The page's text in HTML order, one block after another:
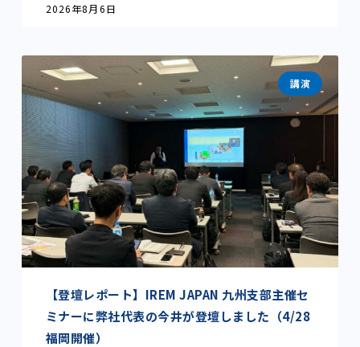
2026年8月6日
講演
【登壇レポート】IREM JAPAN 九州支部主催セ
ミナーに弊社代表の今井が登壇しました（4/28
福岡開催）